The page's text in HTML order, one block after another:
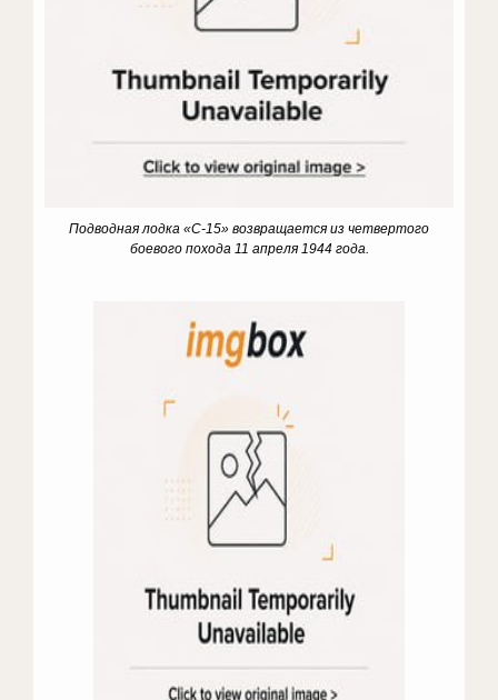
Подводная лодка «С-15» возвращается из четвертого
боевого похода 11 апреля 1944 года.